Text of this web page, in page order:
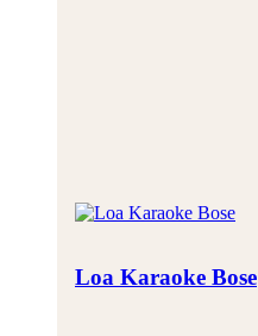
Loa Karaoke Bose